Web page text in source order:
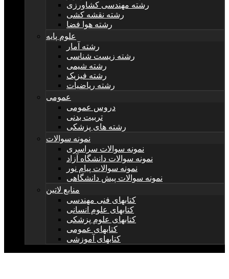
رشته مهندسی کشاورزی
رشته نقشه کشی
رشته هوا فضا
علوم پایه
رشته آمار
رشته زیست شناسی
رشته شیمی
رشته فیزیک
رشته ریاضیات
عمومی
دروس عمومی
تربیت بدنی
رشته های پزشکی
نمونه سوالات
نمونه سوالات سراسری
نمونه سوالات دانشگاه آزاد
نمونه سوالات پیام نور
نمونه سوالات پیش دانشگاهی
منابع لاتین
کتابهای فنی مهندسی
کتابهای علوم انسانی
کتابهای علوم پزشکی
کتابهای عمومی
کتابهای آموزشی